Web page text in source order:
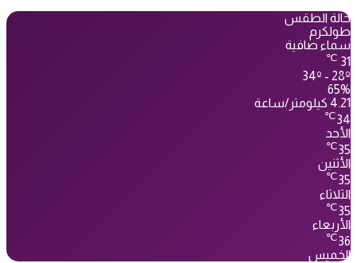
حالة الطقس
طولكرم
سماء صافية
31
℃
34º - 28º
65%
4.21 كيلومتر/ساعة
34
℃
الأحد
35
℃
الأثنين
35
℃
الثلاثاء
35
℃
الأربعاء
36
℃
الخميس